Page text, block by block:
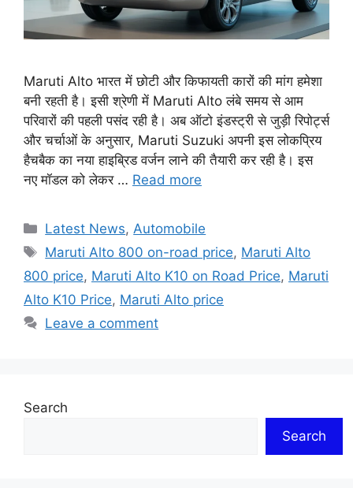
Maruti Alto भारत में छोटी और किफायती कारों की मांग हमेशा
बनी रहती है। इसी श्रेणी में Maruti Alto लंबे समय से आम
परिवारों की पहली पसंद रही है। अब ऑटो इंडस्ट्री से जुड़ी रिपोर्ट्स
और चर्चाओं के अनुसार, Maruti Suzuki अपनी इस लोकप्रिय
हैचबैक का नया हाइब्रिड वर्जन लाने की तैयारी कर रही है। इस
नए मॉडल को लेकर … Read more
Categories
Latest News, Automobile
Tags
Maruti Alto 800 on-road price, Maruti Alto
800 price, Maruti Alto K10 on Road Price, Maruti
Alto K10 Price, Maruti Alto price
Leave a comment
Search
Search